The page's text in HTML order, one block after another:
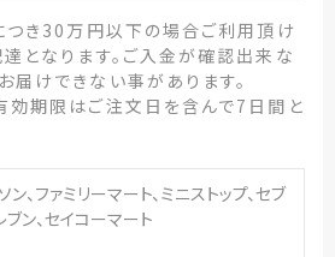
つき30万円以下の場合ご利用頂け
となります。ご入金が確認出来な
けできない事があります。
効期限はご注文日を含んで7日間と
ン、ファミリーマート、ミニストップ、セブ
ブン、セイコーマート